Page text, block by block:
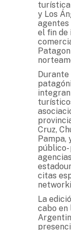
turística
y Los
agentes
el fin
Durante
Cruz,
Pampa,
público-
citas
La
cabo en